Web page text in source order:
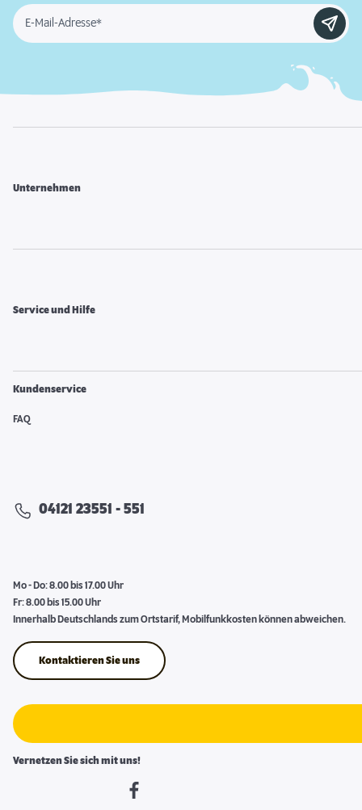
E-Mail-Adresse*
Unternehmen
Service und Hilfe
Kundenservice
FAQ
04121 23551 - 551
Mo - Do: 8.00 bis 17.00 Uhr
Fr: 8.00 bis 15.00 Uhr
Innerhalb Deutschlands zum Ortstarif, Mobilfunkkosten können abweichen.
Kontaktieren Sie uns
Vernetzen Sie sich mit uns!